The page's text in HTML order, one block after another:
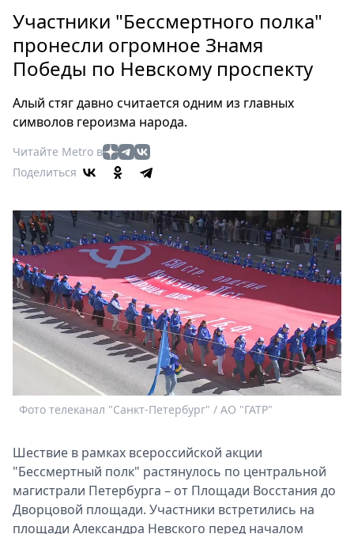
Россия
Мир
Здоровье
Туризм
Мода
Театр
Кино
Книги
Выставки
Пресс-
релизы
О
Metro
Стримы
Спецпроекты
Звезды
Выборы
Скачай
Metro
Участники "Бессмертного полка"
пронесли огромное Знамя
Победы по Невскому проспекту
Алый стяг давно считается одним из главных
символов героизма народа.
Читайте Metro в
Поделиться
Фото телеканал "Санкт-Петербург" / АО "ГАТР"
Шествие в рамках всероссийской акции
"Бессмертный полк" растянулось по центральной
магистрали Петербурга – от Площади Восстания до
Дворцовой площади. Участники встретились на
площади Александра Невского перед началом